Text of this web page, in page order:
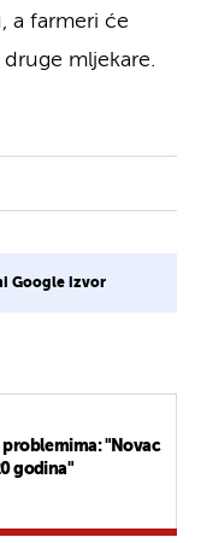
a farmeri će
mljekare.
Google izvor
problemima: "Novac
godina"